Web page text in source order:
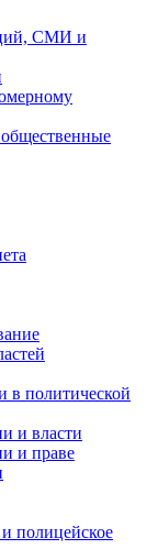
СМИ и
в политической
и власти
и праве
полицейское